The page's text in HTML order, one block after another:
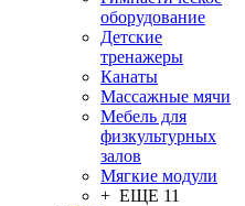
оборудование
Детские
тренажеры
Канаты
Массажные мячи
Мебель для
физкультурных
залов
Мягкие модули
+ ЕЩЕ 11